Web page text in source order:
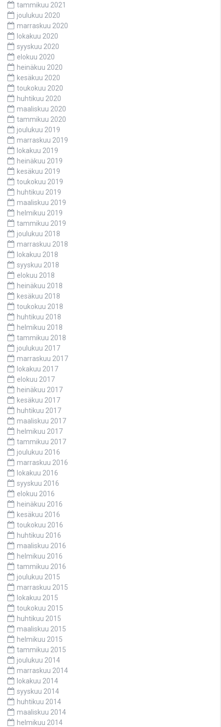
tammikuu 2021
joulukuu 2020
marraskuu 2020
lokakuu 2020
syyskuu 2020
elokuu 2020
heinäkuu 2020
kesäkuu 2020
toukokuu 2020
huhtikuu 2020
maaliskuu 2020
tammikuu 2020
joulukuu 2019
marraskuu 2019
lokakuu 2019
heinäkuu 2019
kesäkuu 2019
toukokuu 2019
huhtikuu 2019
maaliskuu 2019
helmikuu 2019
tammikuu 2019
joulukuu 2018
marraskuu 2018
lokakuu 2018
syyskuu 2018
elokuu 2018
heinäkuu 2018
kesäkuu 2018
toukokuu 2018
huhtikuu 2018
helmikuu 2018
tammikuu 2018
joulukuu 2017
marraskuu 2017
lokakuu 2017
elokuu 2017
heinäkuu 2017
kesäkuu 2017
huhtikuu 2017
maaliskuu 2017
helmikuu 2017
tammikuu 2017
joulukuu 2016
marraskuu 2016
lokakuu 2016
syyskuu 2016
elokuu 2016
heinäkuu 2016
kesäkuu 2016
toukokuu 2016
huhtikuu 2016
maaliskuu 2016
helmikuu 2016
tammikuu 2016
joulukuu 2015
marraskuu 2015
lokakuu 2015
toukokuu 2015
huhtikuu 2015
maaliskuu 2015
helmikuu 2015
tammikuu 2015
joulukuu 2014
marraskuu 2014
lokakuu 2014
syyskuu 2014
huhtikuu 2014
maaliskuu 2014
helmikuu 2014